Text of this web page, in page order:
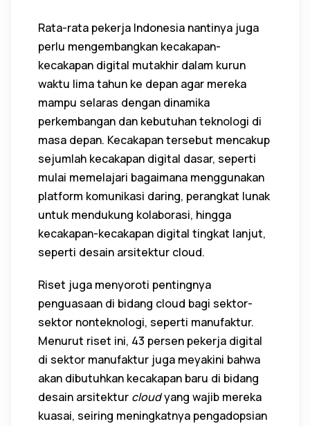
Rata-rata pekerja Indonesia nantinya juga
perlu mengembangkan kecakapan-
kecakapan digital mutakhir dalam kurun
waktu lima tahun ke depan agar mereka
mampu selaras dengan dinamika
perkembangan dan kebutuhan teknologi di
masa depan. Kecakapan tersebut mencakup
sejumlah kecakapan digital dasar, seperti
mulai memelajari bagaimana menggunakan
platform komunikasi daring, perangkat lunak
untuk mendukung kolaborasi, hingga
kecakapan-kecakapan digital tingkat lanjut,
seperti desain arsitektur cloud.
Riset juga menyoroti pentingnya
penguasaan di bidang cloud bagi sektor-
sektor nonteknologi, seperti manufaktur.
Menurut riset ini, 43 persen pekerja digital
di sektor manufaktur juga meyakini bahwa
akan dibutuhkan kecakapan baru di bidang
desain arsitektur cloudyang wajib mereka
kuasai, seiring meningkatnya pengadopsian